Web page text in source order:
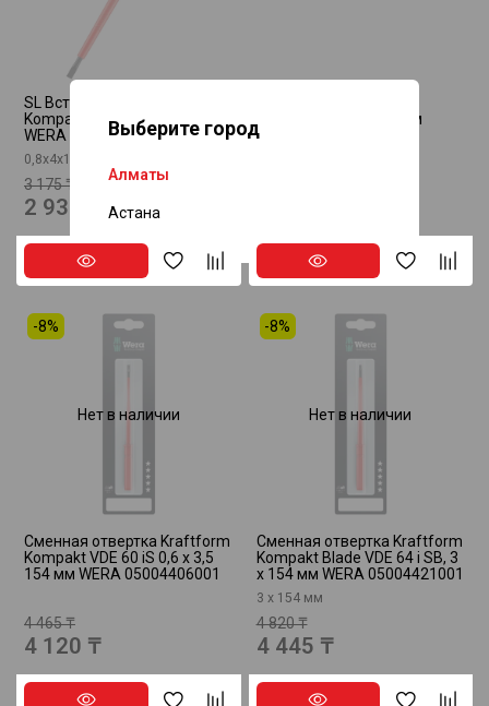
Выберите город
Алматы
Астана
SL Вставка Kraftform
Kompakt VDE 60 i 2,5-6,5 мм
WERA 05003403001
0,8x4x154 мм
3 175 ₸
2 930 ₸
отвертка PH 1 x 154 мм
WERA 05003411001
Нет в наличии
-8%
Сменная отвертка Kraftform
Kompakt VDE 60 iS 0,6 x 3,5
154 мм WERA 05004406001
4 465 ₸
4 120 ₸
Нет в наличии
-8%
Сменная отвертка Kraftform
Kompakt Blade VDE 64 i SB, 3
x 154 мм WERA 05004421001
3 x 154 мм
4 820 ₸
4 445 ₸